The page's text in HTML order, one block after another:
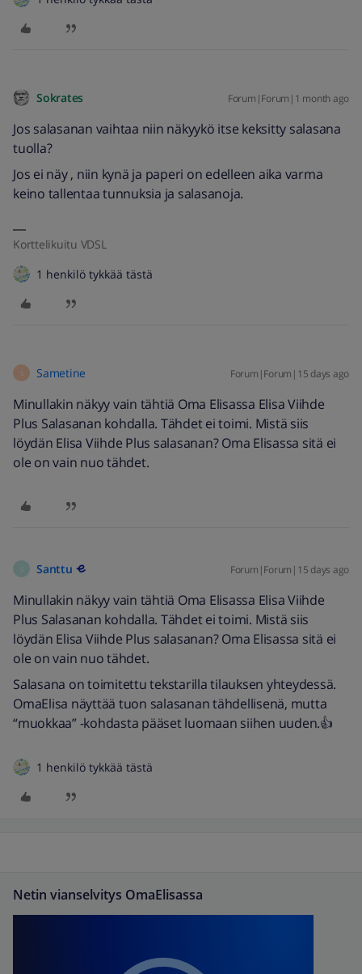
Sokrates Forum|Forum|1 month ago
Jos salasanan vaihtaa niin näkyykö itse keksitty salasana
tuolla?
Jos ei näy , niin kynä ja paperi on edelleen aika varma
keino tallentaa tunnuksia ja salasanoja.
Korttelikuitu VDSL
1 henkilö tykkää tästä
S Sametine Forum|Forum|15 days ago
Minullakin näkyy vain tähtiä Oma Elisassa Elisa Viihde
Plus Salasanan kohdalla. Tähdet ei toimi. Mistä siis
löydän Elisa Viihde Plus salasanan? Oma Elisassa sitä ei
ole on vain nuo tähdet.
Santtu Forum|Forum|15 days ago
Minullakin näkyy vain tähtiä Oma Elisassa Elisa Viihde
Plus Salasanan kohdalla. Tähdet ei toimi. Mistä siis
löydän Elisa Viihde Plus salasanan? Oma Elisassa sitä ei
ole on vain nuo tähdet.
Salasana on toimitettu tekstarilla tilauksen yhteydessä.
OmaElisa näyttää tuon salasanan tähdellisenä, mutta
“muokkaa” -kohdasta pääset luomaan siihen uuden.👍
1 henkilö tykkää tästä
Netin vianselvitys OmaElisassa